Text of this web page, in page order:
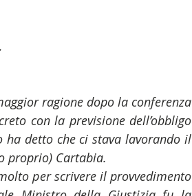
ragione dopo la conferenza
con la previsione dell’obbligo
ha detto che ci stava lavorando il
proprio) Cartabia.
per scrivere il provvedimento